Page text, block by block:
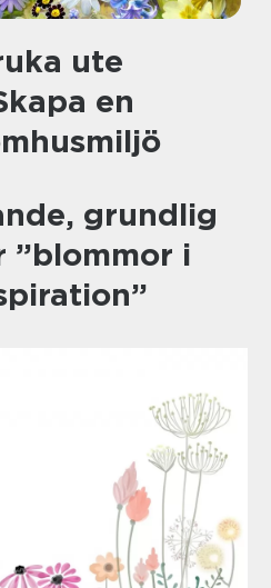
ute
en
grundlig
”blommor i